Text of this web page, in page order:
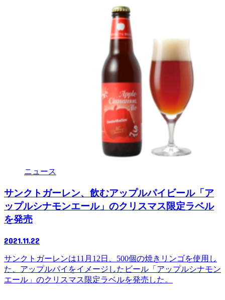
ニュース
サンクトガーレン、飲むアップルパイビール「ア
ップルシナモンエール」のクリスマス限定ラベル
を発売
2021.11.22
サンクトガーレンは11月12日、500個の焼きリンゴを使用し
た、アップルパイをイメージしたビール「アップルシナモン
エール」のクリスマス限定ラベルを発売した。